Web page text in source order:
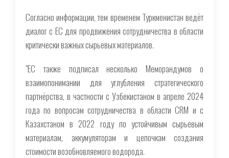
Согласно информации, тем временем Туркменистан ведёт
диалог с ЕС для продвижения сотрудничества в области
критически важных сырьевых материалов.
"ЕС также подписал несколько Меморандумов о
взаимопонимании для углубления стратегического
партнёрства, в частности с Узбекистаном в апреле 2024
года по вопросам сотрудничества в области CRM и с
Казахстаном в 2022 году по устойчивым сырьевым
материалам, аккумуляторам и цепочкам создания
стоимости возобновляемого водорода.